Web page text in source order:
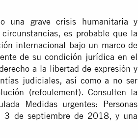
una grave crisis humanitaria y
es probable que la
internacional bajo un marco de
de su condición jurídica en el
a la libertad de expresión y
judiciales, así como a no ser
(refoulement). Consulten la
Medidas urgentes: Personas
3 de septiembre de 2018, y una